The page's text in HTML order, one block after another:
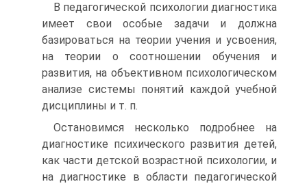
В педагогической психологии диагностика
имеет свои особые задачи и должна
базироваться на теории учения и усвоения,
на теории о соотношении обучения и
развития, на объективном психологическом
анализе системы понятий каждой учебной
дисциплины и т. п.
Остановимся несколько подробнее на
диагностике психического развития детей,
как части детской возрастной психологии, и
на диагностике в области педагогической